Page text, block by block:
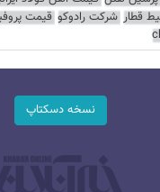
قطار شرکت رادوکو قیمت
نسخه دسکتاپ